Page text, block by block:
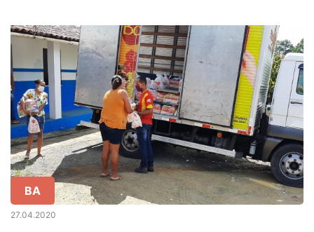
BA
27.04.2020